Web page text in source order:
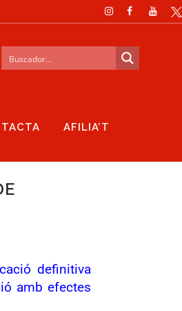
AFILIA’T
definitiva
amb efectes